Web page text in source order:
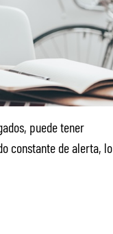
puede tener
constante de alerta, lo